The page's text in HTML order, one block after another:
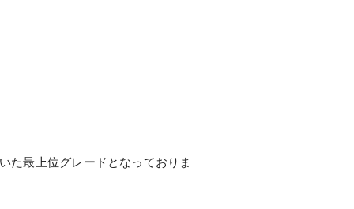
た最上位グレードとなっておりま